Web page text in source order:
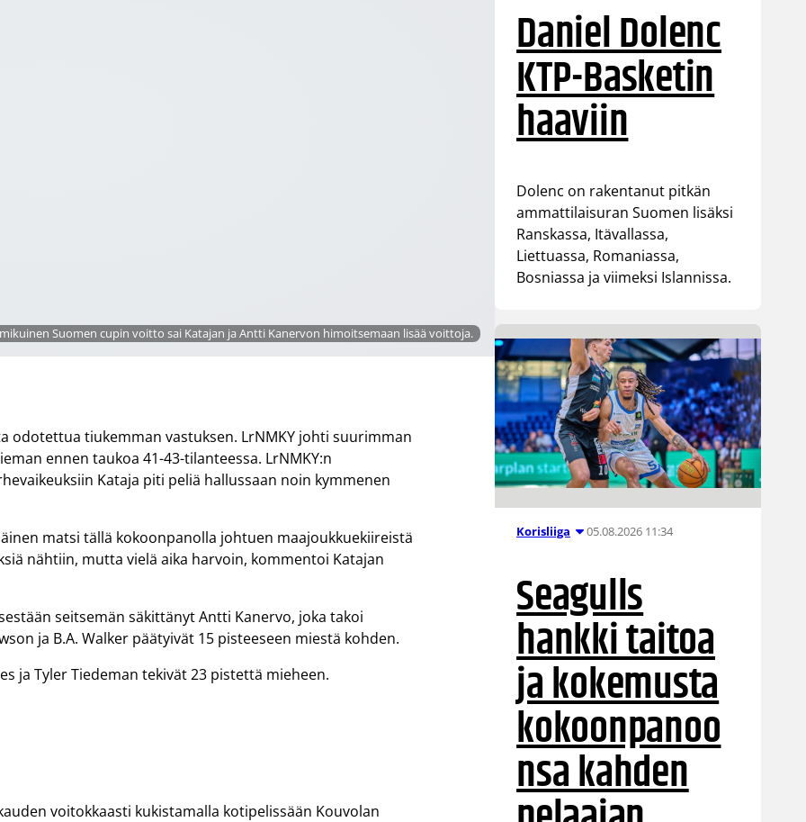
Suomen cupin voitto sai Katajan ja Antti Kanervon himoitsemaan lisää voittoja.
odotettua tiukemman vastuksen. LrNMKY johti suurimman
ennen taukoa 41-43-tilanteessa. LrNMKY:n
Kataja piti peliä hallussaan noin kymmenen
matsi tällä kokoonpanolla johtuen maajoukkuekiireistä
nähtiin, mutta vielä aika harvoin, kommentoi Katajan
seitsemän säkittänyt Antti Kanervo, joka takoi
ja B.A. Walker päätyivät 15 pisteeseen miestä kohden.
ja Tyler Tiedeman tekivät 23 pistettä mieheen.
voitokkaasti kukistamalla kotipelissään Kouvolan
Daniel Dolenc
KTP-Basketin
haaviin
Dolenc on rakentanut pitkän
ammattilaisuran Suomen lisäksi
Ranskassa, Itävallassa,
Liettuassa, Romaniassa,
Bosniassa ja viimeksi Islannissa.
Korisliiga 05.08.2026 11:34
Seagulls
hankki taitoa
ja kokemusta
kokoonpanoo
nsa kahden